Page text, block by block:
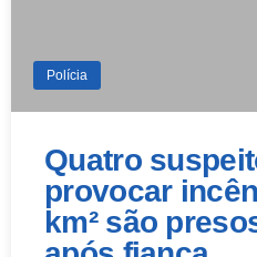
Polícia
Quatro
provocar
km² são